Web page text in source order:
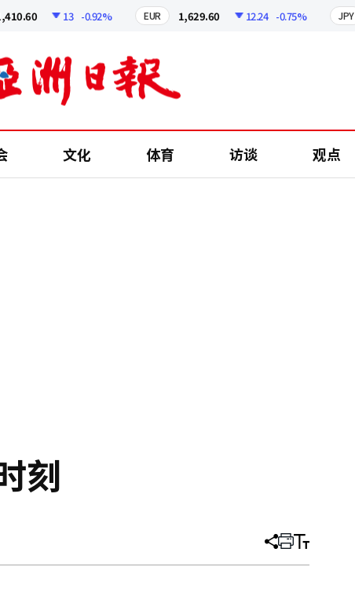
13 -0.92% EUR 1,629.60 12.24 -0.75% JPY
文化 体育 访谈 观点
刻
分
文
打 调
大